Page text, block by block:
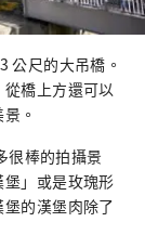
公尺的大吊橋。
從橋上方還可以
。
很棒的拍攝景
」或是玫瑰形
的漢堡肉除了